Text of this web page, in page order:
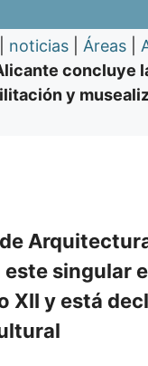
noticias Áreas
concluye
y
este singular
XII y está